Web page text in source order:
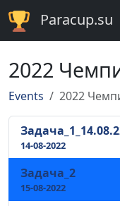
Paracup.su
2022
Events 2022
14-08-2022
Задача_2
15-08-2022